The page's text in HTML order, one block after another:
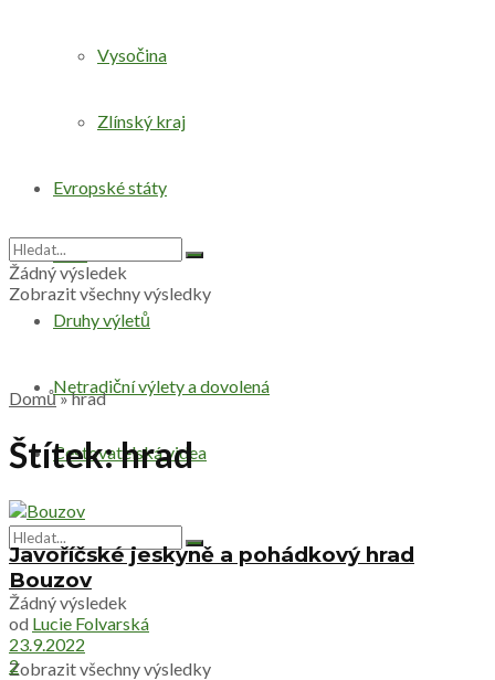
Vysočina
Zlínský kraj
Evropské státy
Svět
Druhy výletů
Netradiční výlety a dovolená
Cestovatelská videa
Žádný výsledek
Zobrazit všechny výsledky
Žádný výsledek
Zobrazit všechny výsledky
Domů»hrad
Štítek:hrad
Javoříčské jeskyně a pohádkový hrad
Bouzov
od Lucie Folvarská
23.9.2022
2